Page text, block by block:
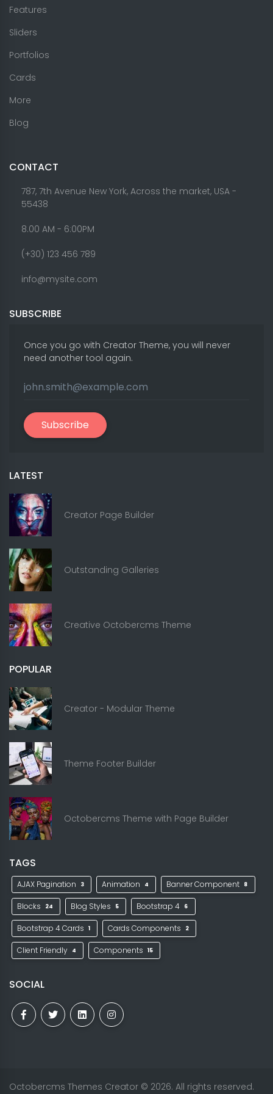
Features
Sliders
Portfolios
Cards
More
Blog
CONTACT
787, 7th Avenue New York, Across the market, USA -
55438
8.00 AM - 6:00PM
(+30) 123 456 789
info@mysite.com
SUBSCRIBE
Once you go with Creator Theme, you will never
need another tool again.
Subscribe
LATEST
Creator Page Builder
Outstanding Galleries
Creative Octobercms Theme
POPULAR
Creator - Modular Theme
Theme Footer Builder
Octobercms Theme with Page Builder
TAGS
AJAX Pagination 3 Animation 4 Banner Component 8
Blocks 24 Blog Styles 5 Bootstrap 4 6
Bootstrap 4 Cards 1 Cards Components 2
Client Friendly 4 Components 15
SOCIAL
Octobercms Themes Creator © 2026. All rights reserved.